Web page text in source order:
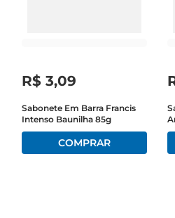
R$ 3,09
Sabonete Em Barra Francis
Intenso Baunilha 85g